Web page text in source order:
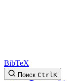
BibTeX
Поиск CtrlK